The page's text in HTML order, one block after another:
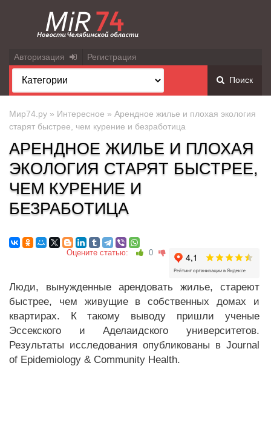
Авторизация Регистрация
Поиск
Мир74.ру » Интересное » Арендное жилье и плохая экология
старят быстрее, чем курение и безработица
АРЕНДНОЕ ЖИЛЬЕ И ПЛОХАЯ
ЭКОЛОГИЯ СТАРЯТ БЫСТРЕЕ,
ЧЕМ КУРЕНИЕ И
БЕЗРАБОТИЦА
Оцените статью: 0
Люди, вынужденные арендовать жилье, стареют
быстрее, чем живущие в собственных домах и
квартирах. К такому выводу пришли ученые
Эссекского и Аделаидского университетов.
Результаты исследования опубликованы в Journal
of Epidemiology & Community Health.